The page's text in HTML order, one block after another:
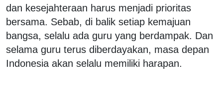
dan kesejahteraan harus menjadi prioritas
bersama. Sebab, di balik setiap kemajuan
bangsa, selalu ada guru yang berdampak. Dan
selama guru terus diberdayakan, masa depan
Indonesia akan selalu memiliki harapan.